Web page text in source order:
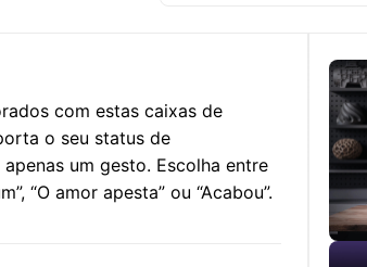
com estas caixas de
o seu status de
um gesto. Escolha entre
“O amor apesta” ou “Acabou”.